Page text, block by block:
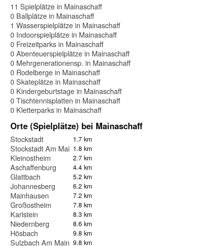
11 Spielplätze in Mainaschaff
0 Ballplätze in Mainaschaff
1 Wasserspielplätze in Mainaschaff
0 Indoorspielplätze in Mainaschaff
0 Freizeitparks in Mainaschaff
0 Abenteuerspielplätze in Mainaschaff
0 Mehrgenerationensp. in Mainaschaff
0 Rodelberge in Mainaschaff
0 Skateplätze in Mainaschaff
0 Kindergeburtstage in Mainaschaff
0 Tischtennisplatten in Mainaschaff
0 Kletterparks in Mainaschaff
Orte (Spielplätze) bei Mainaschaff
Stockstadt 1.7 km
Stockstadt Am Main 1.8 km
Kleinostheim 2.7 km
Aschaffenburg 4.4 km
Glattbach 5.2 km
Johannesberg 6.2 km
Mainhausen 7.2 km
Großostheim 7.8 km
Karlstein 8.3 km
Niedernberg 8.6 km
Hösbach 9.8 km
Sulzbach Am Main 9.8 km